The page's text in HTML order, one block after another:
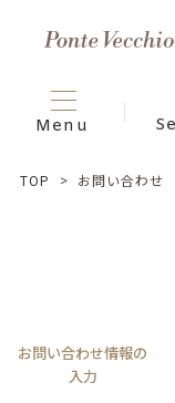
TOP お問い合わせ
お問い合わせ情報の
入力